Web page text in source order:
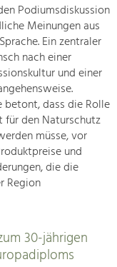
Podiumsdiskussion
Meinungen aus
Ein zentraler
nach einer
und einer
dass die Rolle
den Naturschutz
müsse, vor
und
die die
Region
30-jährigen